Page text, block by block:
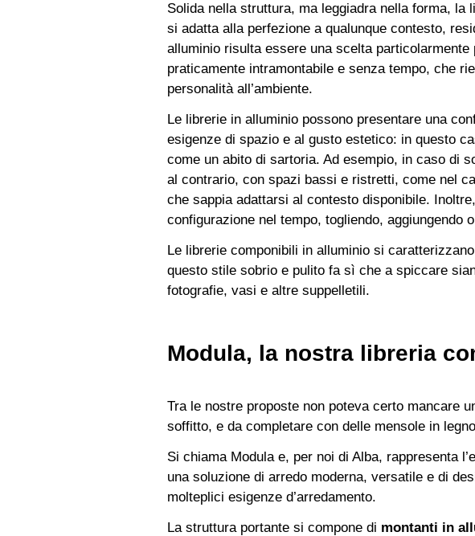
Solida nella struttura, ma leggiadra nella forma,
si adatta alla perfezione a qualunque contesto,
alluminio risulta essere una scelta
praticamente intramontabile e senza tempo, che
personalità all’ambiente.
Le librerie in alluminio possono presentare una
esigenze di spazio e al gusto estetico: in questo
come un abito di sartoria. Ad esempio, in caso di
al contrario, con spazi bassi e ristretti, come nel
che sappia adattarsi al contesto disponibile.
configurazione nel tempo, togliendo, aggiungendo
Le librerie componibili in alluminio si
questo stile sobrio e pulito fa sì che a spiccare
fotografie, vasi e altre suppelletili.
Modula, la nostra libreria
Tra le nostre proposte non poteva certo mancare
soffitto, e da completare con delle mensole in
Si chiama Modula e, per noi di Alba, rappresenta
una soluzione di arredo moderna, versatile e di
molteplici esigenze d’arredamento.
La struttura portante si compone di montanti in